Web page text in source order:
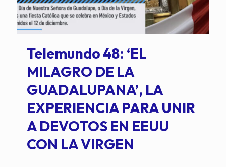
Telemundo 48: ‘EL
MILAGRO DE LA
GUADALUPANA’, LA
EXPERIENCIA PARA UNIR
A DEVOTOS EN EEUU
CON LA VIRGEN